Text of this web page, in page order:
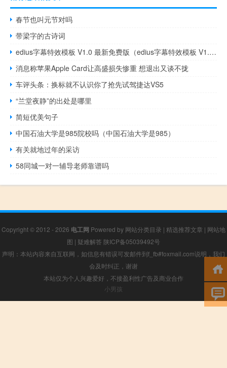
春节也叫元节对吗
带梁字的古诗词
edius字幕特效模板 V1.0 最新免费版（edius字幕特效模板 V1.0 最新免费版功能简介）
消息称苹果Apple Card让高盛损失惨重 想退出又谈不拢
车评头条：换标就不认识你了抢先试驾捷达VS5
“兰堂夜静”的出处是哪里
简短优美句子
中国石油大学是985院校吗（中国石油大学是985）
有关就地过年的采访
58同城一对一辅导老师靠谱吗
Copyright © 2012 - 2026 电工网 Powered by 网站分类目录 | 精选推荐文章 | 网站地
图 | 疑难解答 陕ICP备05039492号
声明：本站内容来自互联网，如信息有错误可发邮件到f_fb#foxmail.com说明，我们
会及时纠正，谢谢
本站仅为个人兴趣爱好，不接盈利性广告及商业合作
小男孩